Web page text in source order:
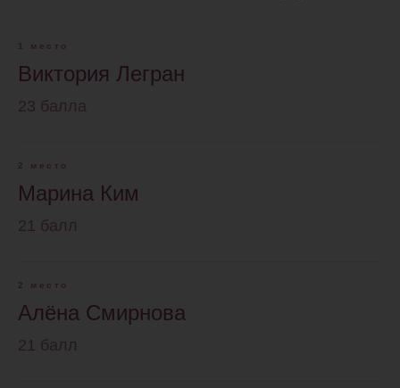
1 место
Виктория Легран
23 балла
2 место
Марина Ким
21 балл
2 место
Алёна Смирнова
21 балл